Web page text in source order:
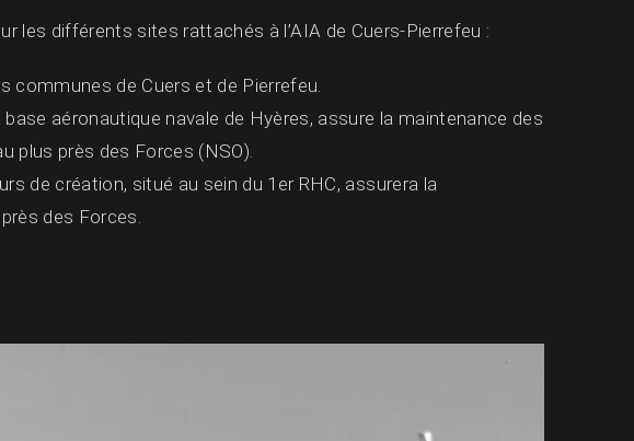
les différents sites rattachés à l’AIA de Cuers-Pierrefeu :
communes de Cuers et de Pierrefeu.
base aéronautique navale de Hyères, assure la maintenance des
plus près des Forces (NSO).
de création, situé au sein du 1er RHC, assurera la
des Forces.